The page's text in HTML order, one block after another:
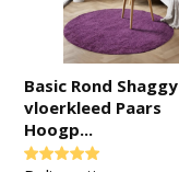
Basic Rond Shaggy
vloerkleed Paars
Hoogp...